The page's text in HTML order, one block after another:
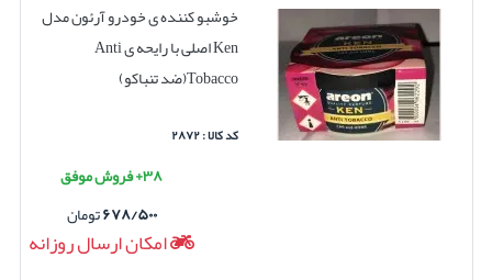
خوشبو کننده ی خودرو آرئون مدل
Ken اصلی با رایحه ی Anti
Tobacco(ضد تنباکو)
کد کالا : ۲۸۷۲
۳۸+ فروش موفق
۶۷۸/۵۰۰تومان
امکان ارسال روزانه